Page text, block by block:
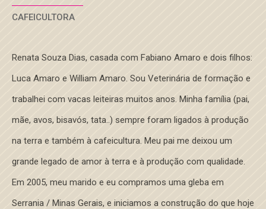
CAFEICULTORA
Renata Souza Dias, casada com Fabiano Amaro e dois filhos:
Luca Amaro e William Amaro. Sou Veterinária de formação e
trabalhei com vacas leiteiras muitos anos. Minha família (pai,
mãe, avos, bisavós, tata..) sempre foram ligados à produção
na terra e também à cafeicultura. Meu pai me deixou um
grande legado de amor à terra e à produção com qualidade.
Em 2005, meu marido e eu compramos uma gleba em
Serrania / Minas Gerais, e iniciamos a construção do que hoje